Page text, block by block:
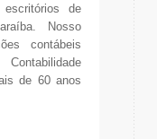
de
Nosso
contábeis
de 60 anos